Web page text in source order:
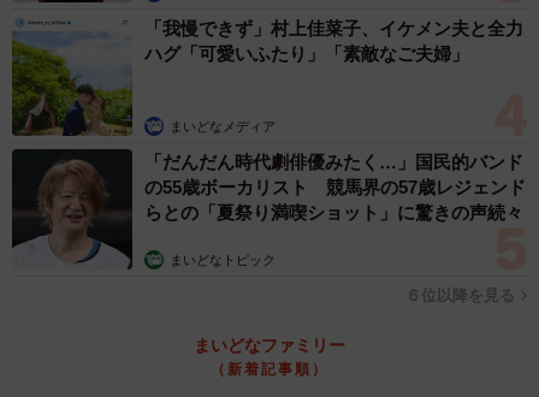
「我慢できず」村上佳菜子、イケメン夫と全力
ハグ「可愛いふたり」「素敵なご夫婦」
まいどなメディア
「だんだん時代劇俳優みたく…」国民的バンド
の55歳ボーカリスト 競馬界の57歳レジェンド
らとの「夏祭り満喫ショット」に驚きの声続々
まいどなトピック
６位以降を見る
まいどなファミリー
（新着記事順）